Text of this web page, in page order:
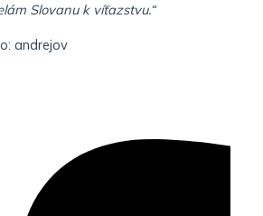
Slovanu k víťazstvu.“
andrejov